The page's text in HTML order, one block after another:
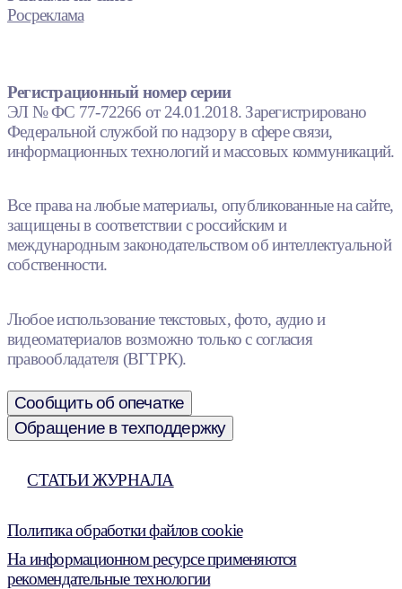
Росреклама
Регистрационный номер серии
ЭЛ № ФС 77-72266 от 24.01.2018. Зарегистрировано
Федеральной службой по надзору в сфере связи,
информационных технологий и массовых коммуникаций.
Все права на любые материалы, опубликованные на сайте,
защищены в соответствии с российским и
международным законодательством об интеллектуальной
собственности.
Любое использование текстовых, фото, аудио и
видеоматериалов возможно только с согласия
правообладателя (ВГТРК).
Сообщить об опечатке
Обращение в техподдержку
СТАТЬИ ЖУРНАЛА
Политика обработки файлов cookie
На информационном ресурсе применяются
рекомендательные технологии